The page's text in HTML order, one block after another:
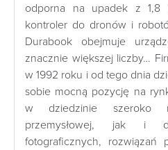
odporna na upadek z 1,8
kontroler do dronów i
Durabook obejmuje
znacznie większej liczby…
w 1992 roku i od tego dnia
sobie mocną pozycję na
w dziedzinie szeroko
przemysłowej, jak i
fotograficznych, rozwiązań